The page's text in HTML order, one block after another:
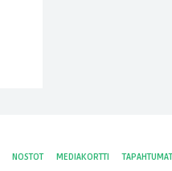
NOSTOT MEDIAKORTTI TAPAHTUMAT